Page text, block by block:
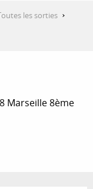
les sorties
Marseille 8ème